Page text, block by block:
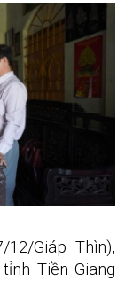
Giáp Thìn),
Tiền Giang